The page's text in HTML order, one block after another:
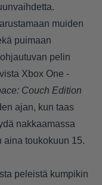
muiden
puimaan
pelin
Xbox One -
Couch Edition
ajan, kun taas
nakkaamassa
aina toukokuun 15.
peleistä kumpikin